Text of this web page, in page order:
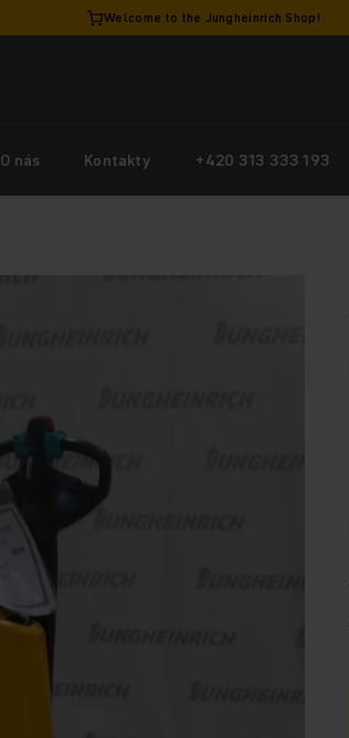
Welcome to the Jungheinrich Shop!
O nás Kontakty +420 313 333 193